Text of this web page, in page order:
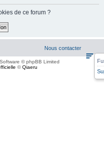
de ce forum ?
Nous contacter
© phpBB Limited
©Qiaeru